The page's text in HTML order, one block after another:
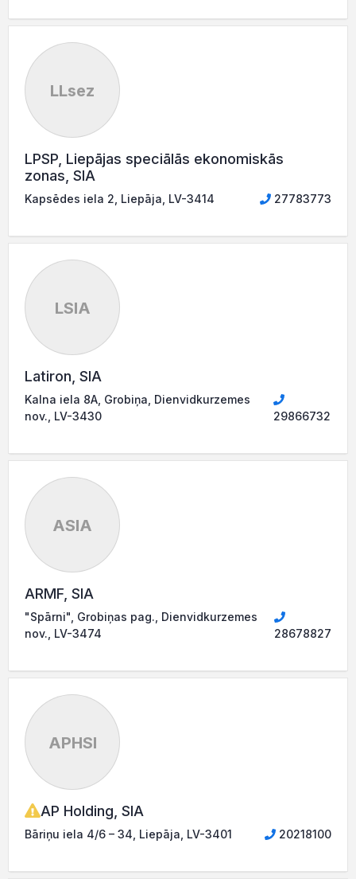
LLsez
LPSP, Liepājas speciālās ekonomiskās
zonas, SIA
Kapsēdes iela 2, Liepāja, LV-3414 27783773
LSIA
Latiron, SIA
Kalna iela 8A, Grobiņa, Dienvidkurzemes
nov., LV-3430
29866732
ASIA
ARMF, SIA
"Spārni", Grobiņas pag., Dienvidkurzemes
nov., LV-3474
28678827
APHSI
AP Holding, SIA
Bāriņu iela 4/6 – 34, Liepāja, LV-3401 20218100